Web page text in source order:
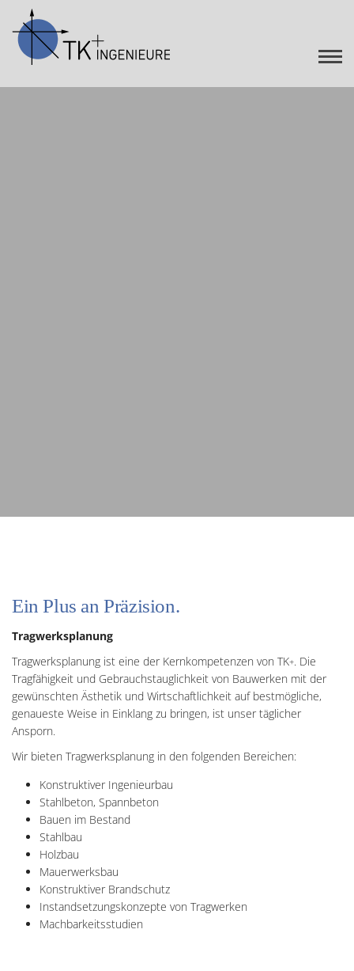
Ein Plus an Präzision.
Tragwerksplanung
Tragwerksplanung ist eine der Kernkompetenzen von TK+. Die
Tragfähigkeit und Gebrauchstauglichkeit von Bauwerken mit der
gewünschten Ästhetik und Wirtschaftlichkeit auf bestmögliche,
genaueste Weise in Einklang zu bringen, ist unser täglicher
Ansporn.
Wir bieten Tragwerksplanung in den folgenden Bereichen:
Konstruktiver Ingenieurbau
Stahlbeton, Spannbeton
Bauen im Bestand
Stahlbau
Holzbau
Mauerwerksbau
Konstruktiver Brandschutz
Instandsetzungskonzepte von Tragwerken
Machbarkeitsstudien